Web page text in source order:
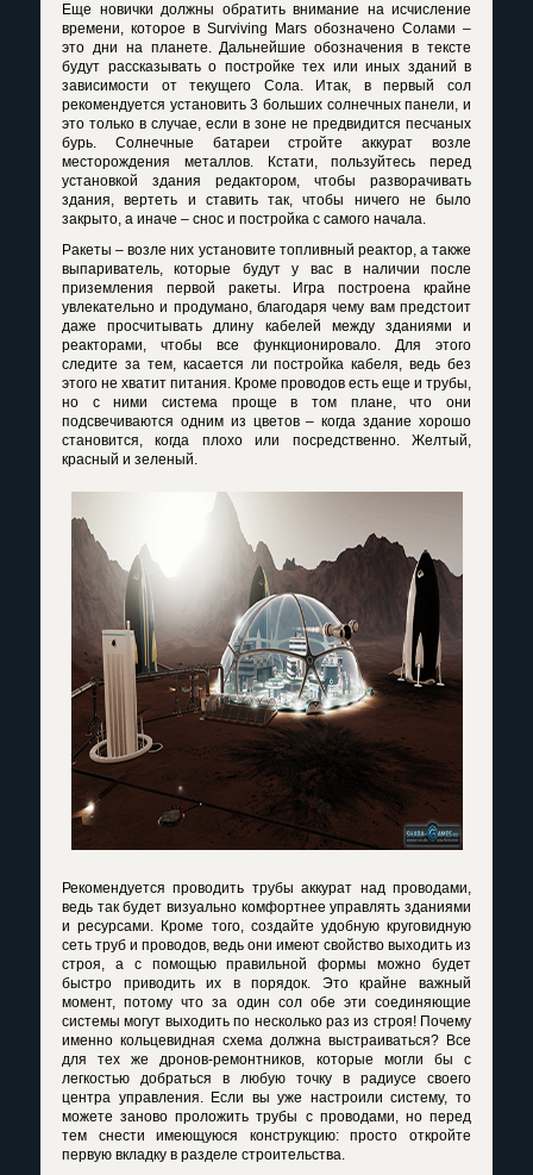
Еще новички должны обратить внимание на исчисление
времени, которое в Surviving Mars обозначено Солами –
это дни на планете. Дальнейшие обозначения в тексте
будут рассказывать о постройке тех или иных зданий в
зависимости от текущего Сола. Итак, в первый сол
рекомендуется установить 3 больших солнечных панели, и
это только в случае, если в зоне не предвидится песчаных
бурь. Солнечные батареи стройте аккурат возле
месторождения металлов. Кстати, пользуйтесь перед
установкой здания редактором, чтобы разворачивать
здания, вертеть и ставить так, чтобы ничего не было
закрыто, а иначе – снос и постройка с самого начала.
Ракеты – возле них установите топливный реактор, а также
выпариватель, которые будут у вас в наличии после
приземления первой ракеты. Игра построена крайне
увлекательно и продумано, благодаря чему вам предстоит
даже просчитывать длину кабелей между зданиями и
реакторами, чтобы все функционировало. Для этого
следите за тем, касается ли постройка кабеля, ведь без
этого не хватит питания. Кроме проводов есть еще и трубы,
но с ними система проще в том плане, что они
подсвечиваются одним из цветов – когда здание хорошо
становится, когда плохо или посредственно. Желтый,
красный и зеленый.
Рекомендуется проводить трубы аккурат над проводами,
ведь так будет визуально комфортнее управлять зданиями
и ресурсами. Кроме того, создайте удобную круговидную
сеть труб и проводов, ведь они имеют свойство выходить из
строя, а с помощью правильной формы можно будет
быстро приводить их в порядок. Это крайне важный
момент, потому что за один сол обе эти соединяющие
системы могут выходить по несколько раз из строя! Почему
именно кольцевидная схема должна выстраиваться? Все
для тех же дронов-ремонтников, которые могли бы с
легкостью добраться в любую точку в радиусе своего
центра управления. Если вы уже настроили систему, то
можете заново проложить трубы с проводами, но перед
тем снести имеющуюся конструкцию: просто откройте
первую вкладку в разделе строительства.